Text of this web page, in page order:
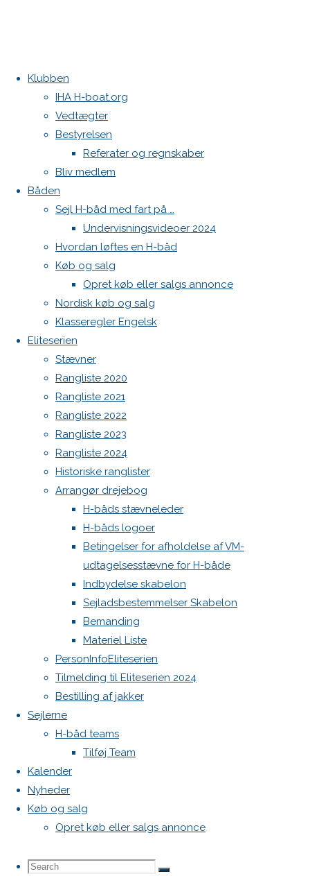
Klubben
IHA H-boat.org
Vedtægter
Bestyrelsen
Referater og regnskaber
Bliv medlem
Båden
Sejl H-båd med fart på …
Undervisningsvideoer 2024
Hvordan løftes en H-båd
Køb og salg
Opret køb eller salgs annonce
Nordisk køb og salg
Klasseregler Engelsk
Eliteserien
Stævner
Rangliste 2020
Rangliste 2021
Rangliste 2022
Rangliste 2023
Rangliste 2024
Historiske ranglister
Arrangør drejebog
H-båds stævneleder
H-båds logoer
Betingelser for afholdelse af VM-
udtagelsesstævne for H-både
Indbydelse skabelon
Sejladsbestemmelser Skabelon
Bemanding
Materiel Liste
PersonInfoEliteserien
Tilmelding til Eliteserien 2024
Bestilling af jakker
Sejlerne
H-båd teams
Tilføj Team
Kalender
Nyheder
Køb og salg
Opret køb eller salgs annonce
Search
Search
Home
Køb og
(45.000kr)
Edman sejl sælges
H- båd købes
1972
Elvstøm
H-
båd
med
elmotor
(45.000kr)
15. august
2025
15.
august
2025 Køb
og salg
–
velsejlende
og
vedligeholdt
H-båd
sælges.
medfølger
Kontakt
Danske H-bådssejlere
Klubben: klubben@H-båd.dk
kontakt
Find os på
Seneste på H-båd.dk
4 brugte fokke sælges
Sejl, spilerstrømpe og rullefok-presenning til H-båd:
Høj Jensen fokke til salg
Log ind
WordPress.org
Top